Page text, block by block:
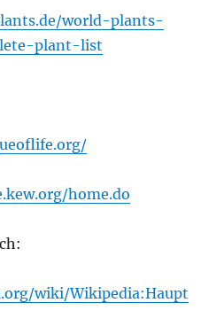
world-plants-
plant-list
home.do
wiki/Wikipedia:Haupt